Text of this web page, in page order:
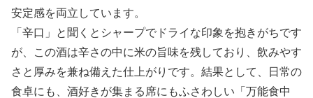
安定感を両立しています。
「辛口」と聞くとシャープでドライな印象を抱きがちです
が、この酒は辛さの中に米の旨味を残しており、飲みやす
さと厚みを兼ね備えた仕上がりです。結果として、日常の
食卓にも、酒好きが集まる席にもふさわしい「万能食中